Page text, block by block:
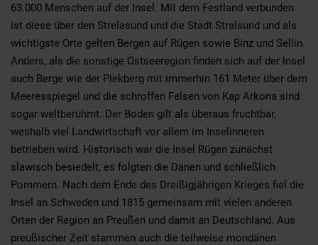
63.000 Menschen auf der Insel. Mit dem Festland verbunden
ist diese über den Strelasund und die Stadt Stralsund und als
wichtigste Orte gelten Bergen auf Rügen sowie Binz und Sellin.
Anders, als die sonstige Ostseeregion finden sich auf der Insel
auch Berge wie der Piekberg mit immerhin 161 Meter über dem
Meeresspiegel und die schroffen Felsen von Kap Arkona sind
sogar weltberühmt. Der Boden gilt als überaus fruchtbar,
weshalb viel Landwirtschaft vor allem im Inselinneren
betrieben wird. Historisch war die Insel Rügen zunächst
slawisch besiedelt, es folgten die Dänen und schließlich
Pommern. Nach dem Ende des Dreißigjährigen Krieges fiel die
Insel an Schweden und 1815 gemeinsam mit vielen anderen
Orten der Region an Preußen und damit an Deutschland. Aus
preußischer Zeit stammen auch die teilweise mondänen